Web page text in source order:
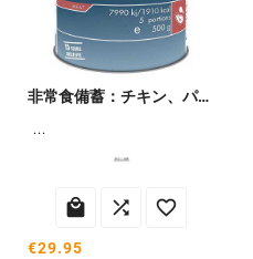
非常食備蓄：チキン、パスタ、ほうれん草
...
  
€29.95